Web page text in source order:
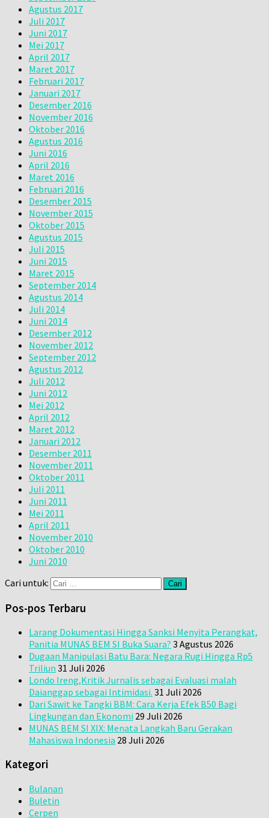
Agustus 2017
Juli 2017
Juni 2017
Mei 2017
April 2017
Maret 2017
Februari 2017
Januari 2017
Desember 2016
November 2016
Oktober 2016
Agustus 2016
Juni 2016
April 2016
Maret 2016
Februari 2016
Desember 2015
November 2015
Oktober 2015
Agustus 2015
Juli 2015
Juni 2015
Maret 2015
September 2014
Agustus 2014
Juli 2014
Juni 2014
Desember 2012
November 2012
September 2012
Agustus 2012
Juli 2012
Juni 2012
Mei 2012
April 2012
Maret 2012
Januari 2012
Desember 2011
November 2011
Oktober 2011
Juli 2011
Juni 2011
Mei 2011
April 2011
November 2010
Oktober 2010
Juni 2010
Cari untuk:
Pos-pos Terbaru
Larang Dokumentasi Hingga Sanksi Menyita Perangkat,
Panitia MUNAS BEM SI Buka Suara? 3 Agustus 2026
Dugaan Manipulasi Batu Bara: Negara Rugi Hingga Rp5
Triliun 31 Juli 2026
Londo Ireng,Kritik Jurnalis sebagai Evaluasi malah
Daianggap sebagai Intimidasi. 31 Juli 2026
Dari Sawit ke Tangki BBM: Cara Kerja Efek B50 Bagi
Lingkungan dan Ekonomi 29 Juli 2026
MUNAS BEM SI XIX: Menata Langkah Baru Gerakan
Mahasiswa Indonesia 28 Juli 2026
Kategori
Bulanan
Buletin
Cerpen